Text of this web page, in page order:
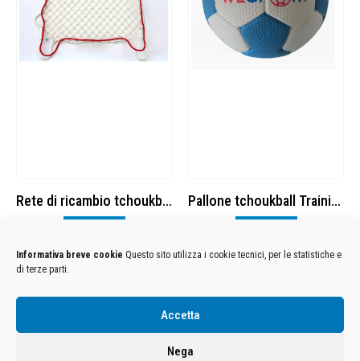
Informativa breve cookie Questo sito utilizza i cookie tecnici, per le statistiche e
di terze parti.
Accetta
Nega
Rete di ricambio tchoukball Pallone tchoukball Training T2
Condizioni Generali di Utilizzo-Cookies-Privacy
Euro 12.500.000 i.v. - C.F. e Iscr. Reg. Imp. Monza e Brianza 02137480964 - R.E.A. MB-1370021 -